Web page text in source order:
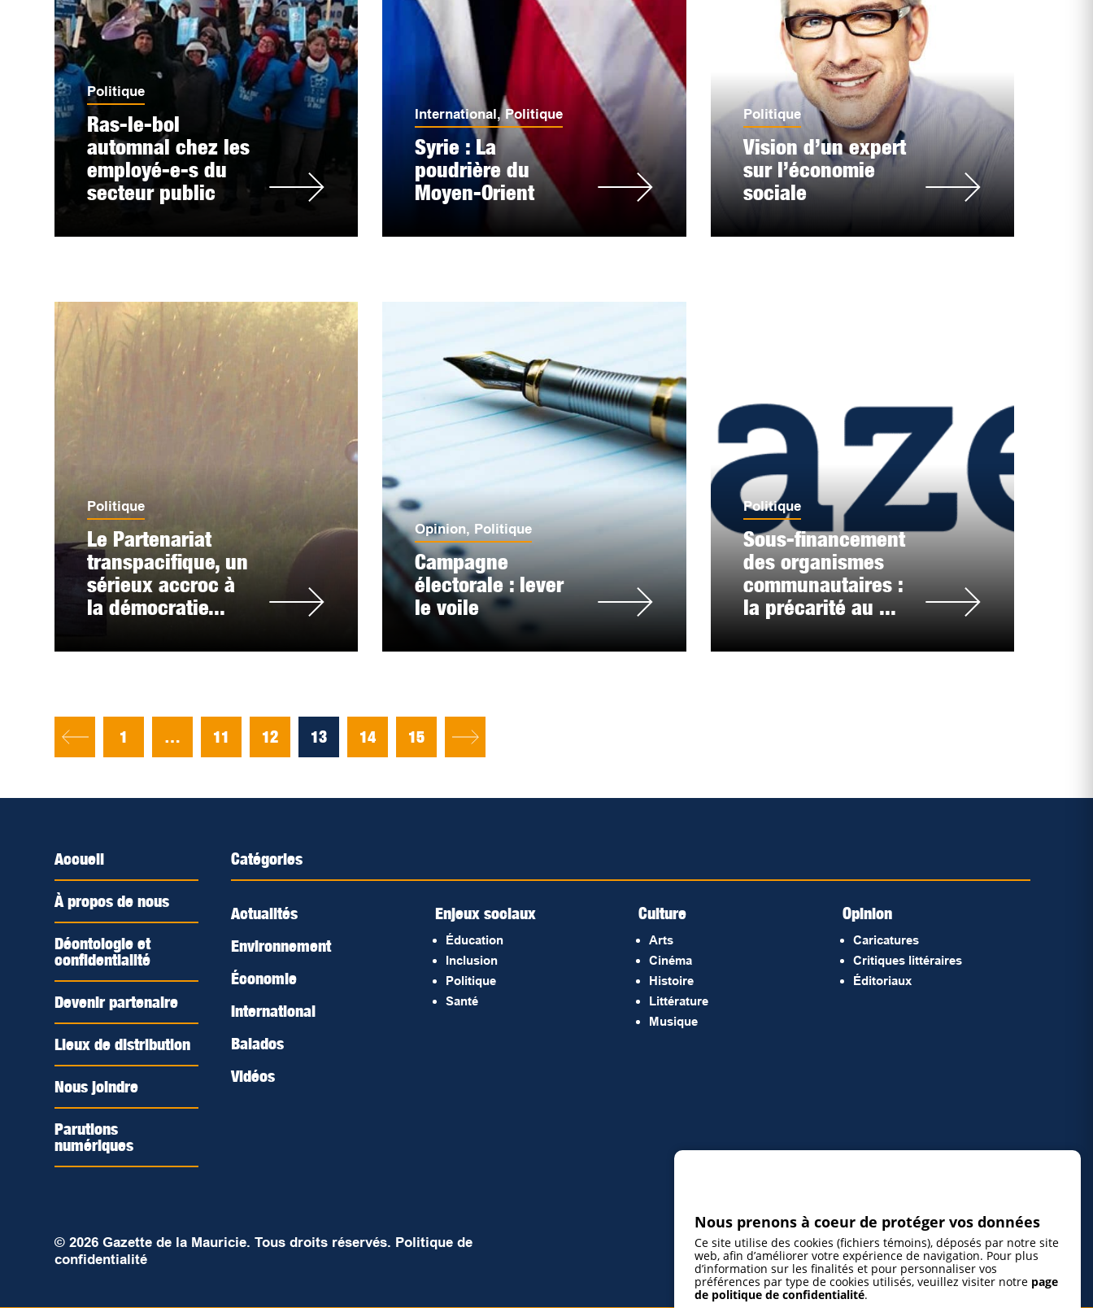
Politique
Ras-le-bol
automnal chez les
employé-e-s du
secteur public
International, Politique
Syrie : La
poudrière du
Moyen-Orient
Politique
Vision d’un expert
sur l’économie
sociale
Politique
Le Partenariat
transpacifique, un
sérieux accroc à
la démocratie...
Opinion, Politique
Campagne
électorale : lever
le voile
Politique
Sous-financement
des organismes
communautaires :
la précarité au ...
1 … 11 12 13 14 15
Accueil
À propos de nous
Déontologie et
confidentialité
Devenir partenaire
Lieux de distribution
Nous joindre
Parutions
numériques
Catégories
Actualités
Environnement
Économie
International
Balados
Vidéos
Enjeux sociaux
Éducation
Inclusion
Politique
Santé
Culture
Arts
Cinéma
Histoire
Littérature
Musique
Opinion
Caricatures
Critiques littéraires
Éditoriaux
© 2026 Gazette de la Mauricie. Tous droits réservés. Politique de
confidentialité
Nous prenons à coeur de protéger vos données
Ce site utilise des cookies (fichiers témoins), déposés par notre site
web, afin d’améliorer votre expérience de navigation. Pour plus
d’information sur les finalités et pour personnaliser vos
préférences par type de cookies utilisés, veuillez visiter notre page
de politique de confidentialité.